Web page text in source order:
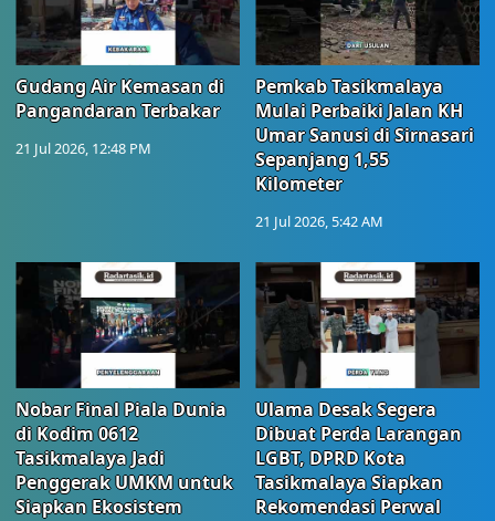
Gudang Air Kemasan di
Pangandaran Terbakar
21 Jul 2026, 12:48 PM
Pemkab Tasikmalaya
Mulai Perbaiki Jalan KH
Umar Sanusi di Sirnasari
Sepanjang 1,55
Kilometer
21 Jul 2026, 5:42 AM
Nobar Final Piala Dunia
di Kodim 0612
Tasikmalaya Jadi
Penggerak UMKM untuk
Siapkan Ekosistem
Ulama Desak Segera
Dibuat Perda Larangan
LGBT, DPRD Kota
Tasikmalaya Siapkan
Rekomendasi Perwal